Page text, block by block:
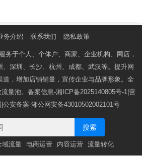
务介绍 联系我们 隐私政策
服务于个人、个体户、商家、企业机构、网店，
深圳、长沙、杭州、成都、武汉等。提升网
，增加店铺销量，宣传企业与品牌形象。全
量池。备案信息-湘ICP备2025140805号-1 |营
|公安备案-湘公网安备43010502002101号
搜索
域流量 电商运营 内容运营 流量转化